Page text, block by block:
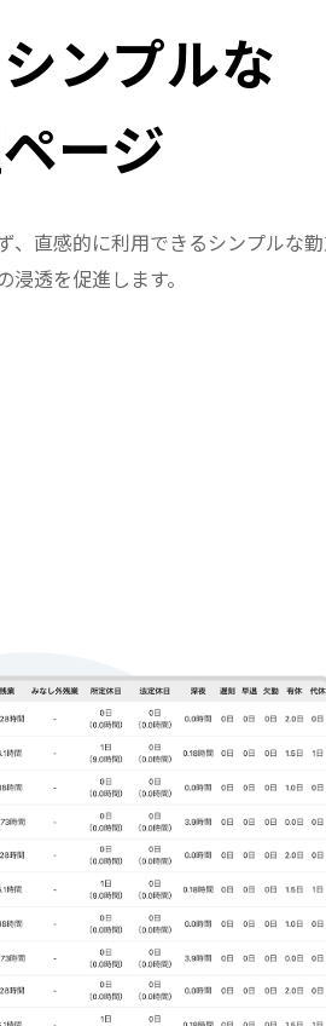
ンプルな
ージ
、直感的に利用できるシンプルな
透を促進します。